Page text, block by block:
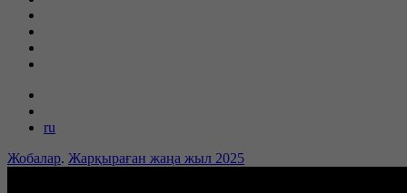
ru
Жобалар. Жарқыраған жаңа жыл 2025